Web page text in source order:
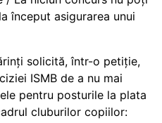
început asigurarea unui
solicită, într-o petiție,
ISMB de a nu mai
pentru posturile la plata
cluburilor copiilor: